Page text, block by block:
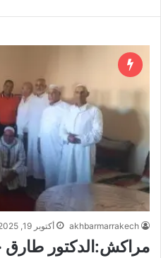
akhbarmarrakech أكتوبر 19, 2025
مراكش:الدكتور طارق